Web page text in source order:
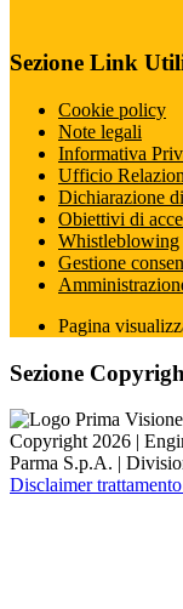
Sezione Link
Cookie policy
Note legali
Informativa
Ufficio
Dichiarazione
Obiettivi di
Whistleblowing
Gestione
Pagina
Sezione
Copyright 2026 |
Parma S.p.A. |
Disclaimer